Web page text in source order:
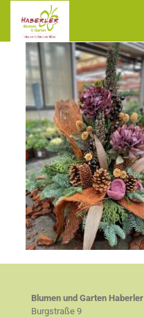
Blumen und Garten Haberler
Burgstraße 9